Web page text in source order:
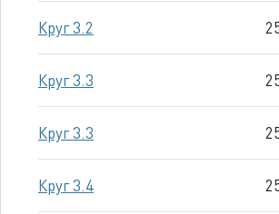
Круг 3.2
Круг 3.3
Круг 3.3
Круг 3.4